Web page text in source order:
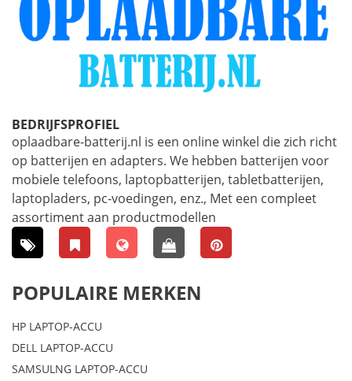
BEDRIJFSPROFIEL
oplaadbare-batterij.nl is een online winkel die zich richt
op batterijen en adapters. We hebben batterijen voor
mobiele telefoons, laptopbatterijen, tabletbatterijen,
laptopladers, pc-voedingen, enz., Met een compleet
assortiment aan productmodellen
POPULAIRE MERKEN
HP LAPTOP-ACCU
DELL LAPTOP-ACCU
SAMSULNG LAPTOP-ACCU